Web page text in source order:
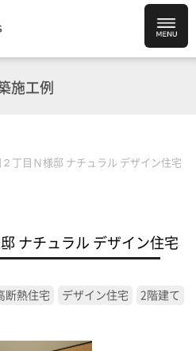
施工例
２丁目Ｎ様邸 ナチュラル デザイン住宅
ナチュラル デザイン住宅
断熱住宅 デザイン住宅 2階建て